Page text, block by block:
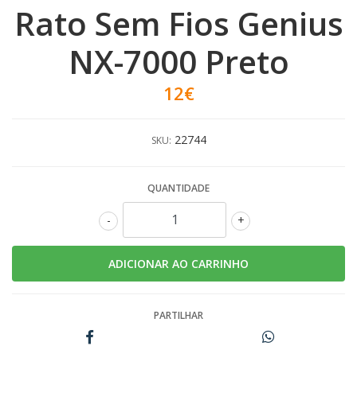
Rato Sem Fios Genius
NX-7000 Preto
12€
SKU: 22744
QUANTIDADE
+
-
PARTILHAR